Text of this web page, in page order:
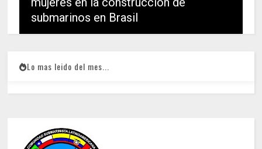
submarinos en Brasil
Lo mas leido del mes...